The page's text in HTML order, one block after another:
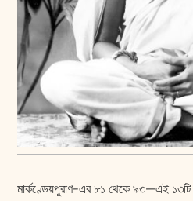
মার্কণ্ডেয়পুরাণ-এর ৮১ থেকে ৯৩—এই ১৩টি